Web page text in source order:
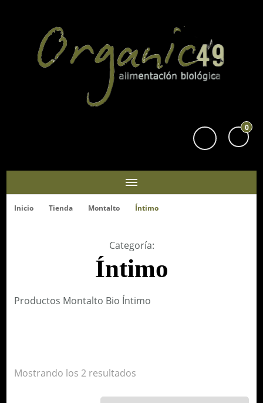
0
Inicio Tienda Montalto Íntimo
Categoría:
Íntimo
Productos Montalto Bio Íntimo
Mostrando los 2 resultados